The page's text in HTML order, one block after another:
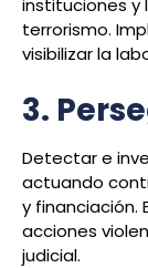
instituciones y
terrorismo.
visibilizar la
3.
Detectar e
actuando
y financiación.
acciones
judicial.